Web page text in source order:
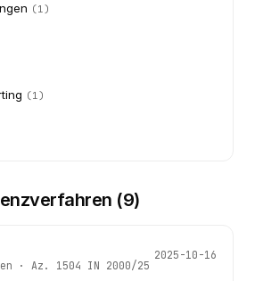
(1)
(1)
(9)
· Az. 1504 IN 2000/25
2025-10-16